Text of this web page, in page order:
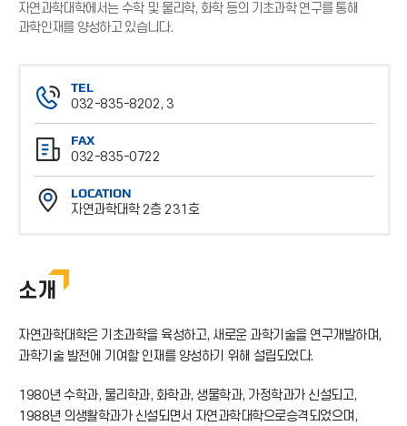
자연과학대학에서는 수학 및 물리학, 화학 등의 기초과학 연구를 통해
과학인재를 양성하고 있습니다.
TEL
032-835-8202, 3
전
화
번
호
FAX
032-835-0722
팩
스
번
LOCATION
자연과학대학 2층 231호
소개
자연과학대학은 기초과학을 육성하고, 새로운 과학기술을 연구개발하며,
과학기술 발전에 기여할 인재를 양성하기 위해 설립되었다.
1980년 수학과, 물리학과, 화학과, 생물학과, 가정학과가 신설되고,
1988년 의생활학과가 신설되면서 자연과학대학으로승격되었으며,